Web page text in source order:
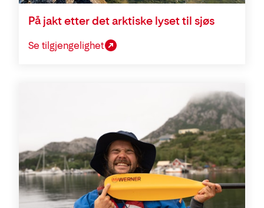
På jakt etter det arktiske lyset til sjøs
Se tilgjengelighet